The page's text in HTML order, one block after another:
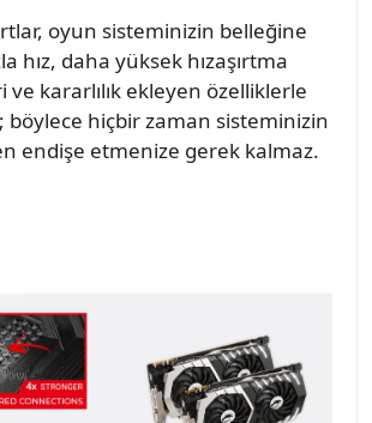
oyun sisteminizin belleğine
hız, daha yüksek hızaşırtma
kararlılık ekleyen özelliklerle
böylece hiçbir zaman sisteminizin
endişe etmenize gerek kalmaz.